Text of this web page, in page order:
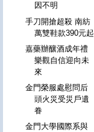
因不明
手刀開搶超殺 南紡
萬雙鞋款390元起
嘉藥辦釀酒成年禮
樂觀自信迎向未
來
金門榮服處慰問后
頭火災受災戶遺
眷
金門大學國際系與